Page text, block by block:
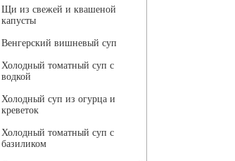
Щи из свежей и квашеной
капусты
Венгерский вишневый суп
Холодный томатный суп с
водкой
Холодный суп из огурца и
креветок
Холодный томатный суп с
базиликом